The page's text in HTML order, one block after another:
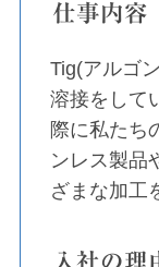
仕事内容
Tig(アルゴ
溶接をして
際に私たち
ンレス製品
ざまな加工
入社の理